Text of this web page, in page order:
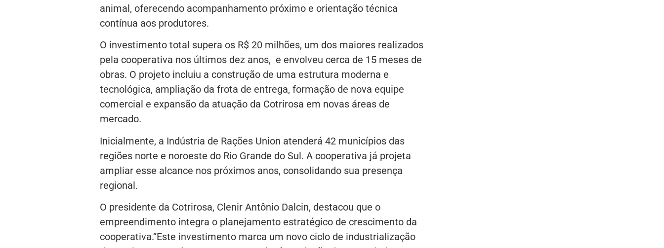
animal, oferecendo acompanhamento próximo e orientação técnica
contínua aos produtores.
O investimento total supera os R$ 20 milhões, um dos maiores realizados
pela cooperativa nos últimos dez anos, e envolveu cerca de 15 meses de
obras. O projeto incluiu a construção de uma estrutura moderna e
tecnológica, ampliação da frota de entrega, formação de nova equipe
comercial e expansão da atuação da Cotrirosa em novas áreas de
mercado.
Inicialmente, a Indústria de Rações Union atenderá 42 municípios das
regiões norte e noroeste do Rio Grande do Sul. A cooperativa já projeta
ampliar esse alcance nos próximos anos, consolidando sua presença
regional.
O presidente da Cotrirosa, Clenir Antônio Dalcin, destacou que o
empreendimento integra o planejamento estratégico de crescimento da
cooperativa.”Este investimento marca um novo ciclo de industrialização